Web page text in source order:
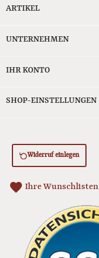
ARTIKEL
UNTERNEHMEN
IHR KONTO
SHOP-EINSTELLUNGEN
Widerruf einlegen
favorite Ihre Wunschlisten